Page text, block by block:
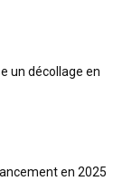
un décollage en
en 2025